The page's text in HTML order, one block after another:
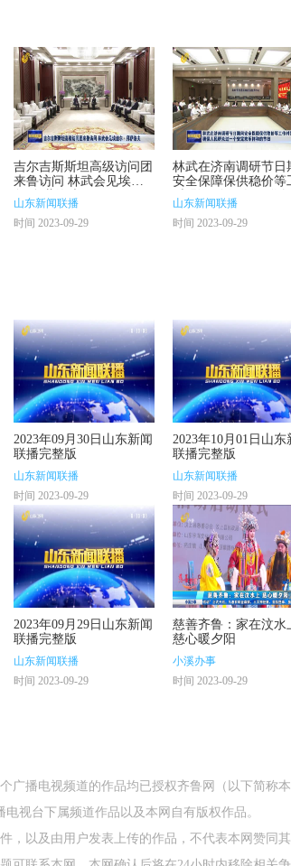
吉尔吉斯斯坦高级访问团
来鲁访问 林武会见埃迪
尔·拜萨洛夫
山东新闻联播
时间 2023-09-29
林武在济南调研节日
安全保障保供稳价等
时强调 确保人民群众
一个安定欢乐祥和的
山东新闻联播
时间 2023-09-29
2023年09月30日山东新闻
联播完整版
山东新闻联播
时间 2023-09-29
2023年10月01日山东
联播完整版
山东新闻联播
时间 2023-09-29
2023年09月29日山东新闻
联播完整版
山东新闻联播
时间 2023-09-29
慈善齐鲁：家在汶水
慈心暖夕阳
小溪办事
时间 2023-09-29
广播电视频道的作品均已授权齐鲁网（以下简称
视台下属频道作品以及本网自有版权作品。
，以及由用户发表上传的作品，不代表本网赞同